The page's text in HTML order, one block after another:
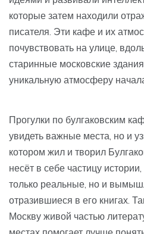
которые затем находили
писателя. Эти кафе и их
почувствовать на улице,
старинные московские
уникальную атмосферу
Прогулки по булгаковским
увидеть важные места, но и
котором жил и творил
несёт в себе частицу
только реальные, но и
отразившиеся в его книгах.
Москву живой частью